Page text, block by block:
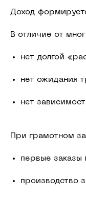
Доход
В отличие от
нет долгой
нет ожидания
нет
При грамотном
первые заказы
производство